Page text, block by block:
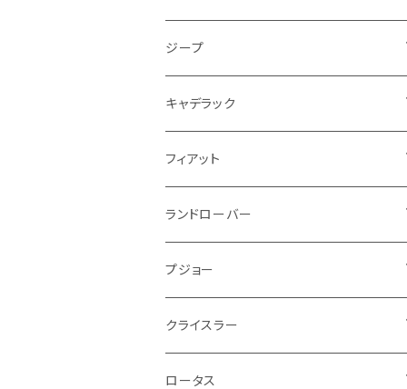
シトロエン
フィアット
クライスラー
サーブ
ベントレー
ロータス
ポルシェ
プジョー
ルノー
サーブ
フォード
ミニ
ロータス
マセラティ
ランドローバー
ロータス
メルセデス ベンツ
ミニ
プジョー
ポルシェ
ルノー
クーラント
その他
サスペンション
マフラー
ライト系
ブレーキランプ
方向指示器
ドア系
エアコン系
ブレーキ系
ブレーキランプ
外装系
ドリンクホルダー
携帯・スマホホルダー
クッション
ステッカー
バイク ハンドル系
ハンドガード
スロットル
シートカバー
バイク その他
バイク フェンダー系
足回り
サスペンション
オイル系
タイヤ回り
泥除け
ホイール
フロントバンパー回り
グリル
ライト系
ワイパー
トランクマット
ドア回り
タンク系
ケーブル系
バンパー回り
ライト系
クーラント
タンク系
ケーブル系
エンジン系
その他
アームレスト
ドア回り
ワイパー
排気系
ガスケット
ダッシュボード
タイヤ回り
泥除け
ライト系
ドア回り
ワイパー
キーホルダー
ワイパー
フロアマット
ジープ
フロアマット
収納用品
キャデラック
フロアマット
フィアット
フロアマット
フロントワイパー
リアワイパー
ランドローバー
フロアマット
ダッシュボード
トランクマット
プジョー
フロアマット
その他
クライスラー
フロアマット
ロータス